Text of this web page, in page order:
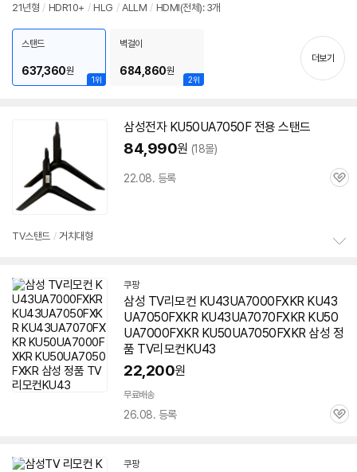
뷰
21년형 / HDR10+ / HLG / ALLM / HDMI(전체): 3개
치
기
1위
스탠드
637,360원
2위
벽걸이
684,860원
더보기
삼성전자 KU50UA7050F 전용 스탠드
84,990원 (18몰)
22.08. 등록
관
TV스탠드 / 거치대형
쿠팡
삼성 TV리모컨 KU43UA7000FXKR KU43
UA7050FXKR KU43UA7070FXKR KU50
UA7000FXKR KU50UA7050FXKR 삼성 정
품 TV리모컨KU43
22,200원
무료배송
26.08. 등록
관
쿠팡